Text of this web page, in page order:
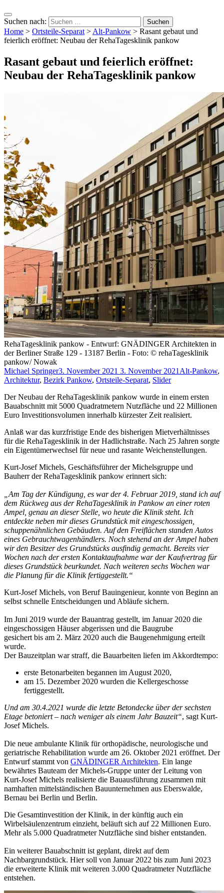
Suchen nach:
Home > Ortsteile-Separat>Alt-Pankow > Rasant gebaut und
feierlich eröffnet: Neubau der RehaTagesklinik pankow
Rasant gebaut und feierlich eröffnet:
Neubau der RehaTagesklinik pankow
RehaTagesklinik pankow - Entwurf: GNÄDINGER Architekten in
der Berliner Straße 129 - 13187 Berlin - Foto: © rehaTagesklinik
pankow/ Nowak
Michael Springer3. November 2021 3. November 2021 Alt-Pankow,
Architektur, Bezirk Pankow, Ortsteile-Separat, Slider
Der Neubau der RehaTagesklinik pankow wurde in einem ersten
Bauabschnitt mit 5000 Quadratmetern Nutzfläche und 22 Millionen
Euro Investitionsvolumen innerhalb kürzester Zeit realisiert.
Anlaß war das kurzfristige Ende des bisherigen Mietverhältnisses
für die RehaTagesklinik in der Hadlichstraße. Nach 25 Jahren sorgte
ein Eigentümerwechsel für neue und rasante Weichenstellungen.
Kurt-Josef Michels, Geschäftsführer der Michelsgruppe und
Bauherr der RehaTagesklinik pankow erinnert sich:
„Am Tag der Kündigung, es war der 4. Februar 2019, stand ich auf
dem Rückweg aus der RehaTagesklinik in Pankow an einer roten
Ampel, genau an dieser Stelle, wo heute die Klinik steht. Ich
entdeckte neben mir dieses Grundstück mit eingeschossigen,
schuppenähnlichen Gebäuden. Auf den Freiflächen standen Autos
eines Gebrauchtwagenhändlers. Noch stehend an der Ampel haben
wir den Besitzer des Grundstücks ausfindig gemacht. Bereits vier
Wochen nach der ersten Kontaktaufnahme war der Kaufvertrag für
dieses Grundstück beurkundet. Nach weiteren sechs Wochen war
die Planung für die Klinik fertiggestellt.“
Kurt-Josef Michels, von Beruf Bauingenieur, konnte von Beginn an
selbst schnelle Entscheidungen und Abläufe sichern.
Im Juni 2019 wurde der Bauantrag gestellt, im Januar 2020 die
eingeschossigen Häuser abgerissen und die Baugrube
gesichert bis am 2. März 2020 auch die Baugenehmigung erteilt
wurde.
Der Bauzeitplan war straff, die Bauarbeiten liefen im Akkordtempo:
erste Betonarbeiten begannen im August 2020,
am 15. Dezember 2020 wurden die Kellergeschosse
fertiggestellt.
Und am 30.4.2021 wurde die letzte Betondecke über der sechsten
Etage betoniert – nach weniger als einem Jahr Bauzeit“, sagt Kurt-
Josef Michels.
Die neue ambulante Klinik für orthopädische, neurologische und
geriatrische Rehabilitation wurde am 26. Oktober 2021 eröffnet. Der
Entwurf stammt von GNÄDINGER Architekten. Ein lange
bewährtes Bauteam der Michels-Gruppe unter der Leitung von
Kurt-Josef Michels realisierte die Bauausführung zusammen mit
namhaften mittelständischen Bauunternehmen aus Eberswalde,
Bernau bei Berlin und Berlin.
Die Gesamtinvestition der Klinik, in der künftig auch ein
Wirbelsäulenzentrum einzieht, beläuft sich auf 22 Millionen Euro.
Mehr als 5.000 Quadratmeter Nutzfläche sind bisher entstanden.
Ein weiterer Bauabschnitt ist geplant, direkt auf dem
Nachbargrundstück. Hier soll von Januar 2022 bis zum Juni 2023
die erweiterte Klinik mit weiteren 3.000 Quadratmeter Nutzfläche
entstehen.